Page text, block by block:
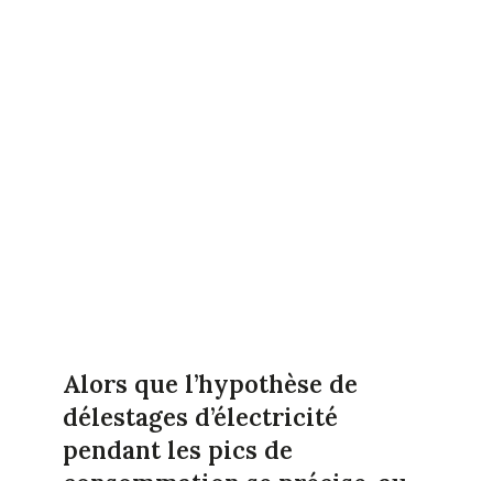
Alors que l’hypothèse de
délestages d’électricité
pendant les pics de